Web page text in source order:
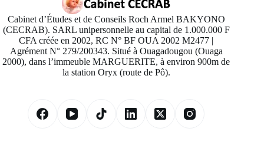
Cabinet d’Études et de Conseils Roch Armel BAKYONO
(CECRAB). SARL unipersonnelle au capital de 1.000.000 F
CFA créée en 2002, RC N° BF OUA 2002 M2477 |
Agrément N° 279/200343. Situé à Ouagadougou (Ouaga
2000), dans l’immeuble MARGUERITE, à environ 900m de
la station Oryx (route de Pô).